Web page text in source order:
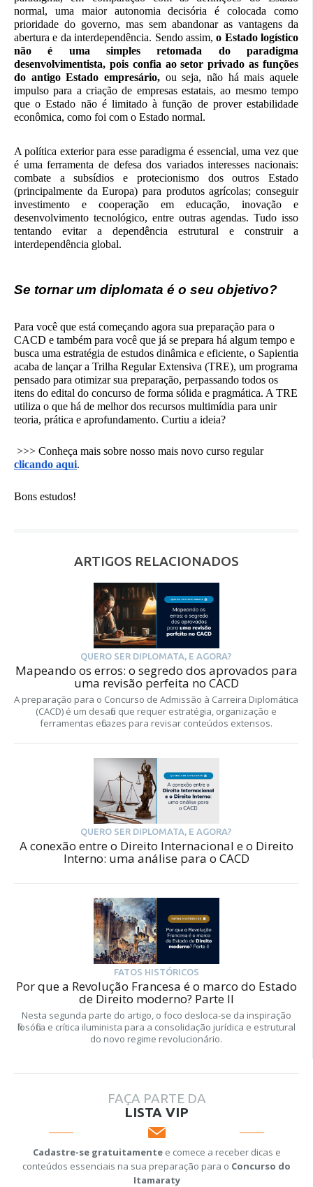
normal, uma maior autonomia decisória é colocada como
prioridade do governo, mas sem abandonar as vantagens da
abertura e da interdependência. Sendo assim,o Estado logístico
não é uma simples retomada do paradigma
desenvolvimentista, pois confia ao setor privado as funções
do antigo Estado empresário, ou seja, não há mais aquele
impulso para a criação de empresas estatais, ao mesmo tempo
que o Estado não é limitado à função de prover estabilidade
econômica, como foi com o Estado normal.
A política exterior para esse paradigma é essencial, uma vez que
é uma ferramenta de defesa dos variados interesses nacionais:
combate a subsídios e protecionismo dos outros Estado
(principalmente da Europa) para produtos agrícolas; conseguir
investimento e cooperação em educação, inovação e
desenvolvimento tecnológico, entre outras agendas. Tudo isso
tentando evitar a dependência estrutural e construir a
interdependência global.
Se tornar um diplomata é o seu objetivo?
Para você que está começando agora sua preparação para o
CACD e também para você que já se prepara há algum tempo e
busca uma estratégia de estudos dinâmica e eficiente, o Sapientia
acaba de lançar a Trilha Regular Extensiva (TRE), um programa
pensado para otimizar sua preparação, perpassando todos os
itens do edital do concurso de forma sólida e pragmática. A TRE
utiliza o que há de melhor dos recursos multimídia para unir
teoria, prática e aprofundamento. Curtiu a ideia?
>>> Conheça mais sobre nosso mais novo curso regular
clicando aqui.
Bons estudos!
ARTIGOS RELACIONADOS
QUERO SER DIPLOMATA, E AGORA?
Mapeando os erros: o segredo dos aprovados para
uma revisão perfeita no CACD
A preparação para o Concurso de Admissão à Carreira Diplomática
(CACD) é um desafio que requer estratégia, organização e
ferramentas eficazes para revisar conteúdos extensos.
QUERO SER DIPLOMATA, E AGORA?
A conexão entre o Direito Internacional e o Direito
Interno: uma análise para o CACD
FATOS HISTÓRICOS
Por que a Revolução Francesa é o marco do Estado
de Direito moderno? Parte II
Nesta segunda parte do artigo, o foco desloca-se da inspiração
filosófica e crítica iluminista para a consolidação jurídica e estrutural
do novo regime revolucionário.
FAÇA PARTE DA
LISTA VIP
Cadastre-se gratuitamentee comece a receber dicas e
conteúdos essenciais na sua preparação para o Concurso do
Itamaraty